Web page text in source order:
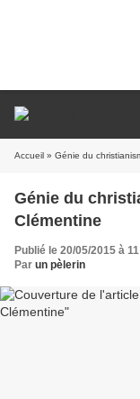
Accueil » Génie du
Génie du
Clémentine
Publié le 20/05/2015 à
Par un pèlerin